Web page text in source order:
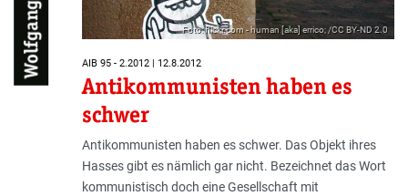
Foto: flickr.com - human [aka] errico; /CC BY-ND 2.0
AIB 95 - 2.2012 | 12.8.2012
Antikommunisten haben es
schwer
Antikommunisten haben es schwer. Das Objekt ihres
Hasses gibt es nämlich gar nicht. Bezeichnet das Wort
kommunistisch doch eine Gesellschaft mit